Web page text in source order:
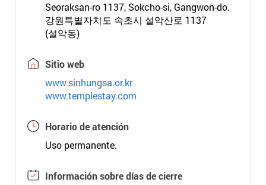
Seoraksan-ro 1137, Sokcho-si, Gangwon-do.
강원특별자치도 속초시 설악산로 1137
(설악동)
Sitio web
www.sinhungsa.or.kr
www.templestay.com
Horario de atención
Uso permanente.
Información sobre días de cierre